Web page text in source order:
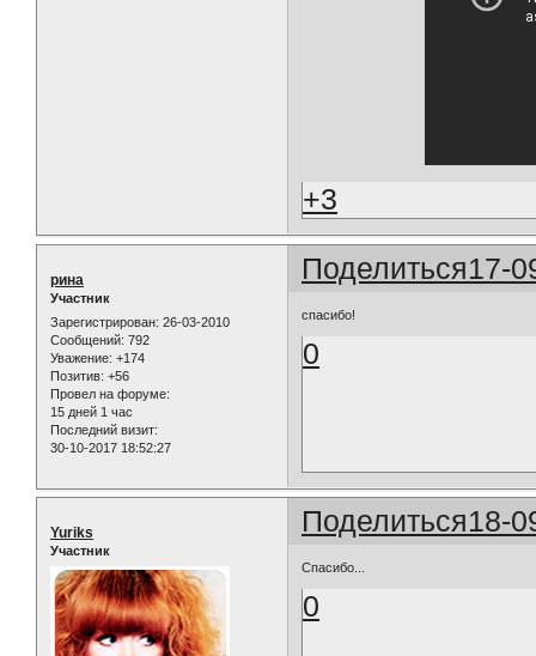
+3
Поделиться17-
рина
Участник
Зарегистрирован: 26-03-2010
Сообщений: 792
Уважение: +174
Позитив: +56
Провел на форуме:
15 дней 1 час
Последний визит:
30-10-2017 18:52:27
спасибо!
0
Поделиться18-
Yuriks
Участник
Спасибо...
0